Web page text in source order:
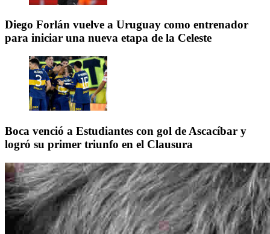
Diego Forlán vuelve a Uruguay como entrenador
para iniciar una nueva etapa de la Celeste
Boca venció a Estudiantes con gol de Ascacíbar y
logró su primer triunfo en el Clausura